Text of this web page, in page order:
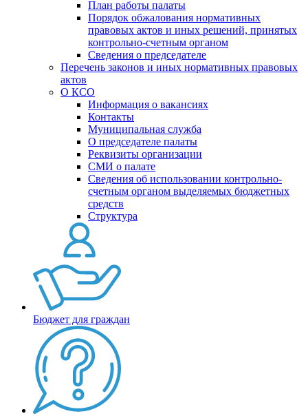
План работы палаты
Порядок обжалования нормативных
правовых актов и иных решений, принятых
контрольно-счетным органом
Сведения о председателе
Перечень законов и иных нормативных правовых
актов
О КСО
Информация о вакансиях
Контакты
Муниципальная служба
О председателе палаты
Реквизиты организации
СМИ о палате
Сведения об использовании контрольно-
счетным органом выделяемых бюджетных
средств
Структура
Бюджет для граждан